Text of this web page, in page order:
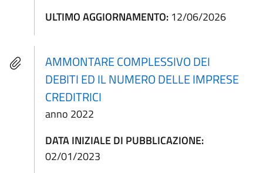
ULTIMO AGGIORNAMENTO: 12/06/2026
AMMONTARE COMPLESSIVO DEI
DEBITI ED IL NUMERO DELLE IMPRESE
CREDITRICI
anno 2022
DATA INIZIALE DI PUBBLICAZIONE:
02/01/2023